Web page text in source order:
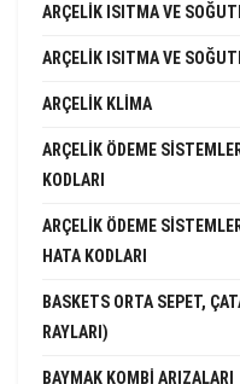
ARÇELIK ISITMA VE
ARÇELIK ISITMA VE
ARÇELIK KLIMA
ARÇELIK ÖDEME
KODLARI
ARÇELIK ÖDEME
HATA KODLARI
BASKETS ORTA SEPET,
RAYLARI)
BAYMAK KOMBI ARIZALARI